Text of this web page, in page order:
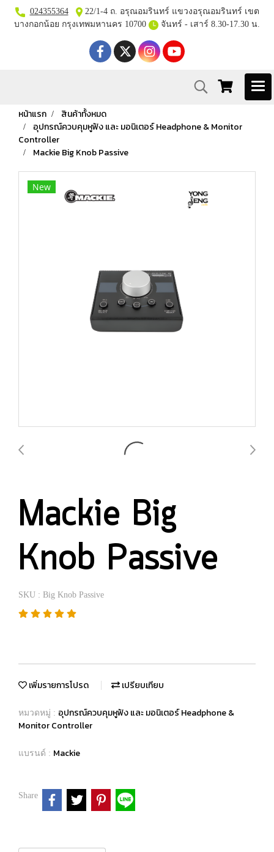
024355364
22/1-4 ถ. อรุณอมรินทร์ แขวงอรุณอมรินทร์ เขต
บางกอกน้อย กรุงเทพมหานคร 10700
จันทร์ - เสาร์ 8.30-17.30 น.
หน้าแรก
สินค้าทั้งหมด
อุปกรณ์ควบคุมหูฟัง และ มอนิเตอร์ Headphone & Monitor
Controller
Mackie Big Knob Passive
New
Mackie Big
Knob Passive
SKU : Big Knob Passive
เพิ่มรายการโปรด เปรียบเทียบ
หมวดหมู่ : อุปกรณ์ควบคุมหูฟัง และ มอนิเตอร์ Headphone &
Monitor Controller
แบรนด์ : Mackie
Share